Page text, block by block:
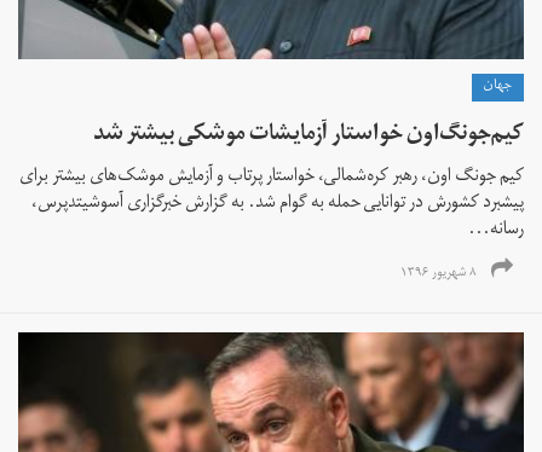
جهان
کیم‌جونگ‌اون خواستار آزمایشات موشکی بیشتر شد
کیم جونگ اون، رهبر کره‌شمالی، خواستار پرتاب و آزمایش موشک‌های بیشتر برای
پیشبرد کشورش در توانایی حمله به گوام شد. به گزارش خبرگزاری آسوشیتدپرس،
رسانه...
۸ شهریور ۱۳۹۶